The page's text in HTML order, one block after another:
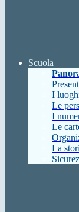
Scuola
I
Le
I
Le
La